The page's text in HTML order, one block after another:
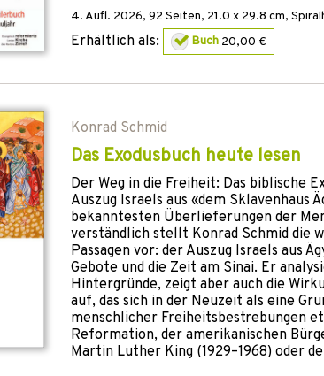
4. Aufl. 2026, 92 Seiten, 21.0 x 29.8 cm,
Erhältlich als: Buch 20,00 €
Konrad Schmid
Das Exodusbuch heute lesen
Der Weg in die Freiheit: Das biblische
Auszug Israels aus «dem Sklavenhaus
bekanntesten Überlieferungen der
verständlich stellt Konrad Schmid die
Passagen vor: der Auszug Israels aus
Gebote und die Zeit am Sinai. Er
Hintergründe, zeigt aber auch die
auf, das sich in der Neuzeit als eine
menschlicher Freiheitsbestrebungen
Reformation, der amerikanischen
Martin Luther King (1929–1968) oder